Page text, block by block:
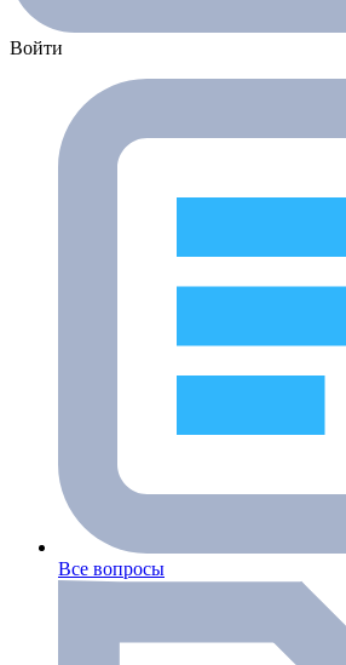
Войти
Все вопросы